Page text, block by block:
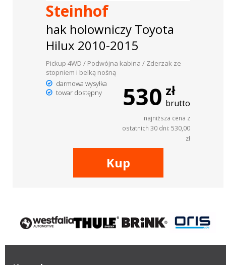
Steinhof
hak holowniczy Toyota
Hilux 2010-2015
Pickup 4WD / Podwójna kabina / Zderzak ze
stopniem i belką nośną
darmowa wysyłka
towar dostępny
530 zł
brutto
najniższa cena z
ostatnich 30 dni: 530,00
zł
Kup